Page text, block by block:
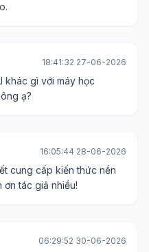
18:41:32 27-06-2026
khác gì với máy học
ạ?
16:05:44 28-06-2026
cung cấp kiến thức nền
ơn tác giả nhiều!
06:29:52 30-06-2026